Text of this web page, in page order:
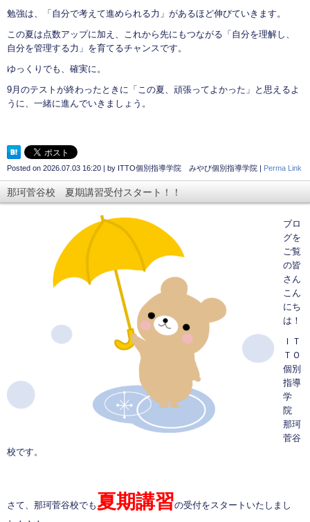
勉強は、「自分で考えて進められる力」があるほど伸びていきます。
この夏は点数アップに加え、これから先にもつながる「自分を理解し、
自分を管理する力」を育てるチャンスです。
ゆっくりでも、確実に。
9月のテストが終わったときに「この夏、頑張ってよかった」と思えるよ
うに、一緒に進んでいきましょう。
Posted on 2026.07.03 16:20 | by ITTO個別指導学院 みやび個別指導学院 | Perma Link
那珂菅谷校 夏期講習受付スタート！！
ブロ
グを
ご覧
の皆
さん
こん
にち
は！
ＩＴ
ＴＯ
個別
指導
学
院
那珂
菅谷
校です。
さて、那珂菅谷校でも 夏期講習の受付をスタートいたしまし